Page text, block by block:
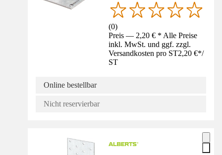
(0)
Preis — 2,20 € * Alle Preise
inkl. MwSt. und ggf. zzgl.
Versandkosten pro ST2,20 €*/
ST
Online bestellbar
Nicht reservierbar